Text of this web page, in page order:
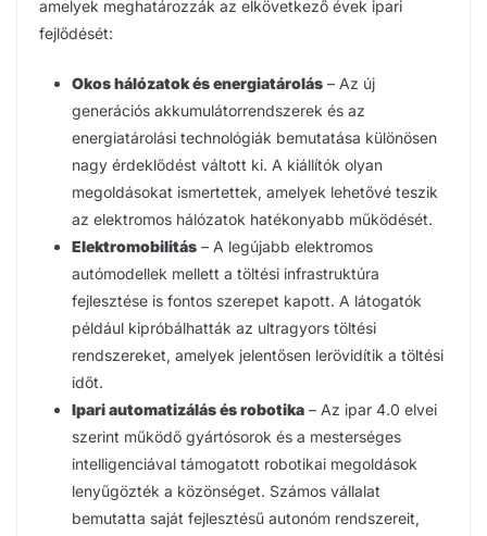
amelyek meghatározzák az elkövetkező évek ipari
fejlődését:
Okos hálózatok és energiatárolás – Az új
generációs akkumulátorrendszerek és az
energiatárolási technológiák bemutatása különösen
nagy érdeklődést váltott ki. A kiállítók olyan
megoldásokat ismertettek, amelyek lehetővé teszik
az elektromos hálózatok hatékonyabb működését.
Elektromobilitás – A legújabb elektromos
autómodellek mellett a töltési infrastruktúra
fejlesztése is fontos szerepet kapott. A látogatók
például kipróbálhatták az ultragyors töltési
rendszereket, amelyek jelentősen lerövidítik a töltési
időt.
Ipari automatizálás és robotika – Az ipar 4.0 elvei
szerint működő gyártósorok és a mesterséges
intelligenciával támogatott robotikai megoldások
lenyűgözték a közönséget. Számos vállalat
bemutatta saját fejlesztésű autonóm rendszereit,